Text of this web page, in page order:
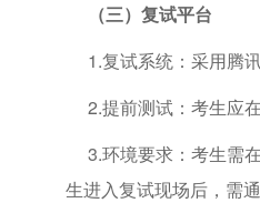
（三）复试平台
1.复试系统：采用腾
2.提前测试：考生应
3.环境要求：考生需
生进入复试现场后，需